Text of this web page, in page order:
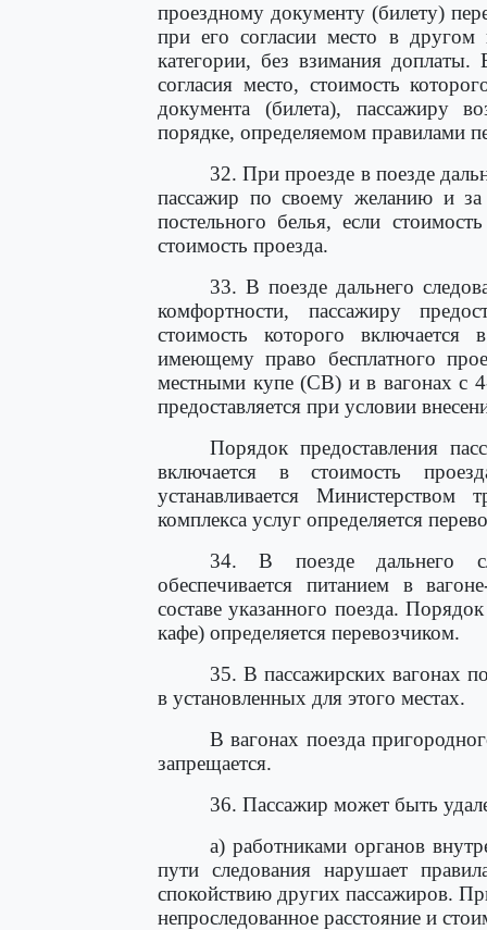
проездному документу (билету)
при его согласии место в
категории, без взимания доплаты.
согласия место, стоимость
документа (билета), пассажиру
порядке, определяемом правилами
32. При проезде в поезде
пассажир по своему желанию и за
постельного белья, если
стоимость проезда.
33. В поезде дальнего
комфортности, пассажиру
стоимость которого
имеющему право бесплатного
местными купе (СВ) и в вагонах с
предоставляется при условии
Порядок предоставления
включается в стоимость
устанавливается Министерством
комплекса услуг определяется
34. В поезде дальнего
обеспечивается питанием в
составе указанного поезда.
кафе) определяется перевозчиком.
35. В пассажирских вагонах
в установленных для этого местах.
В вагонах поезда
запрещается.
36. Пассажир может быть
а) работниками органов
пути следования нарушает
спокойствию других пассажиров.
непроследованное расстояние и